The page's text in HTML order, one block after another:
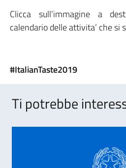
Clicca sull’immagine a
calendario delle attivita’ che si
#ItalianTaste2019
Ti potrebbe